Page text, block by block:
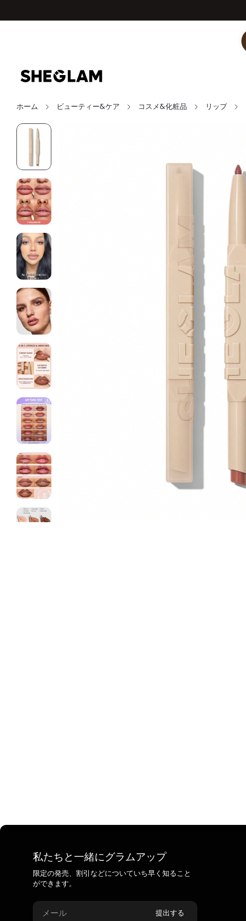
ホーム ビューティー&ケア コスメ&化粧品 リップ
私たちと一緒にグラムアップ
限定の発売、割引などについていち早く知ること
ができます。
メール 提出する